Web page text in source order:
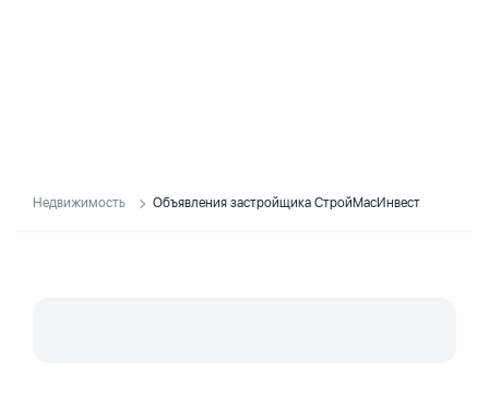
Недвижимость Объявления застройщика СтройМасИнвест